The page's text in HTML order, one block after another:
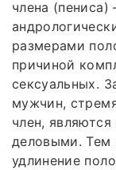
члена (пениса)
размерами
причиной
сексуальных.
мужчин,
член,
деловыми. Тем
удлинение